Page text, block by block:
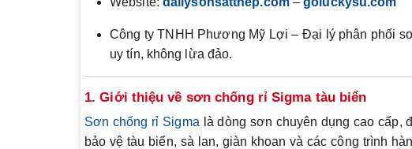
Công ty TNHH Phương Mỹ Lợi – Đại lý phân phối
uy tín, không lừa đảo.
1. Giới thiệu về sơn chống rỉ Sigma tàu biển
Sơn chống rỉ Sigma là dòng sơn chuyên dụng cao cấp,
bảo vệ tàu biển, sà lan, giàn khoan và các công trình